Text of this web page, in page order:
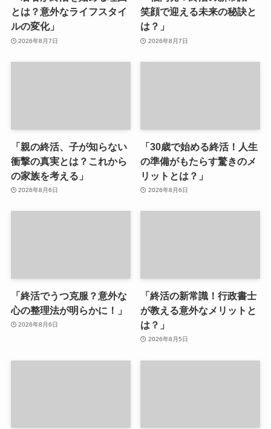
とは？意外なライフスタイ
ルの変化」
2026年8月7日
笑顔で迎える未来の秘訣と
は？」
2026年8月7日
「親の終活、子が知らない
衝撃の真実とは？これから
の家族を考える」
2026年8月6日
「30歳で始める終活！人生
の準備がもたらす驚きのメ
リットとは？」
2026年8月6日
「終活でうつ克服？意外な
心の整理法が明らかに！」
2026年8月6日
「終活の新常識！行政書士
が教える意外なメリットと
は？」
2026年8月5日